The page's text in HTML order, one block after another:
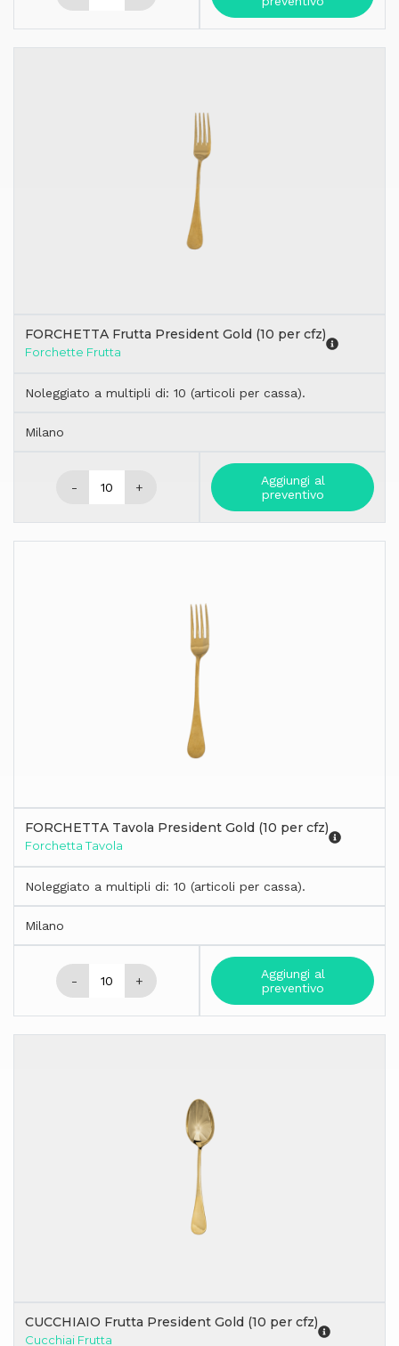
FORCHETTA Frutta President Gold (10 per cfz)
Forchette Frutta
Noleggiato a multipli di: 10 (articoli per cassa).
Milano
- +
Aggiungi al
preventivo
FORCHETTA Tavola President Gold (10 per cfz)
Forchetta Tavola
Noleggiato a multipli di: 10 (articoli per cassa).
Milano
- +
Aggiungi al
preventivo
CUCCHIAIO Frutta President Gold (10 per cfz)
Cucchiai Frutta